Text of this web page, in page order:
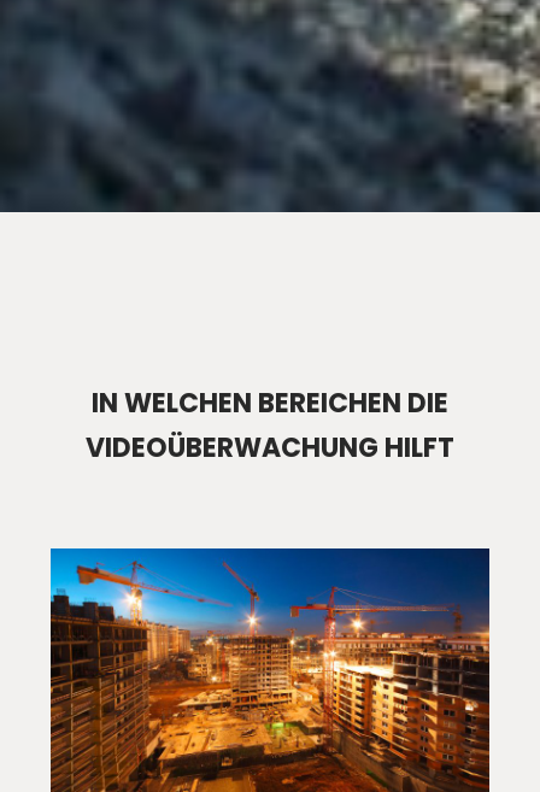
IN WELCHEN BEREICHEN DIE
VIDEOÜBERWACHUNG HILFT